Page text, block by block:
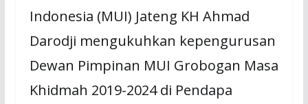
Indonesia (MUI) Jateng KH Ahmad
Darodji mengukuhkan kepengurusan
Dewan Pimpinan MUI Grobogan Masa
Khidmah 2019-2024 di Pendapa